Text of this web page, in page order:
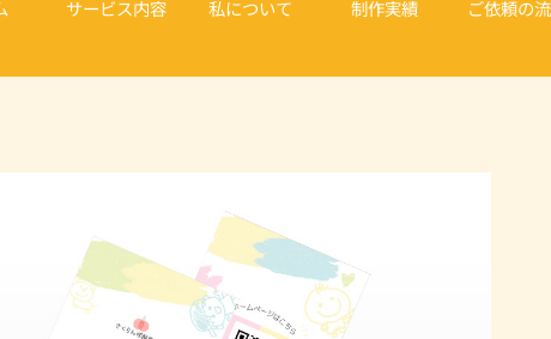
サービス内容 私について 制作実績 ご依頼の